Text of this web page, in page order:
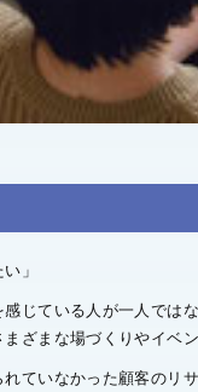
」
じている人が一人では
ざまな場づくりやイベ
ていなかった顧客のリ